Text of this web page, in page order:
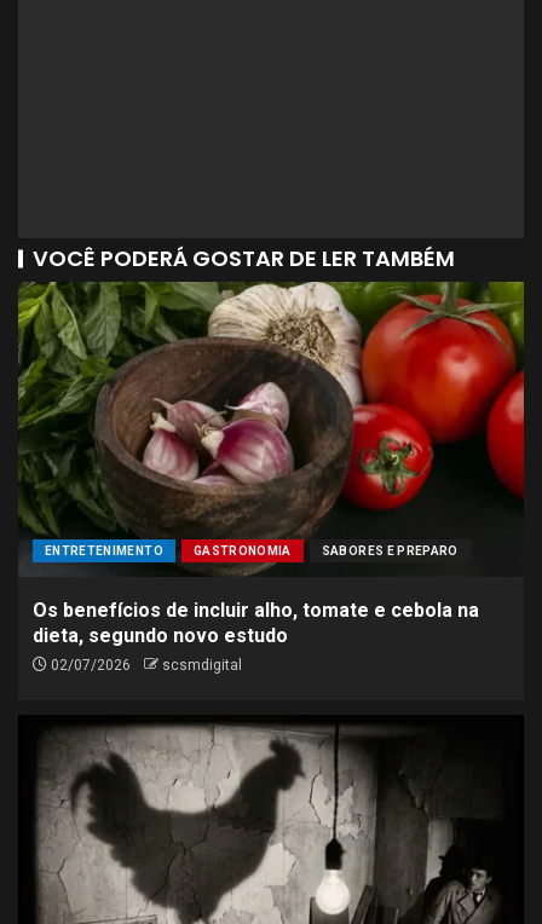
VOCÊ PODERÁ GOSTAR DE LER TAMBÉM
ENTRETENIMENTO GASTRONOMIA SABORES E PREPARO
Os benefícios de incluir alho, tomate e cebola na
dieta, segundo novo estudo
02/07/2026 scsmdigital